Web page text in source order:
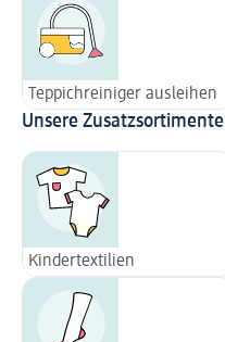
Teppichreiniger ausleihen
Unsere Zusatzsortimente
Kindertextilien